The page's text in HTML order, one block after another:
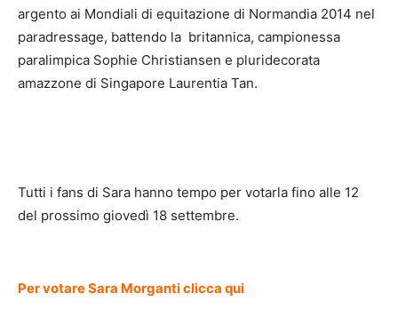
argento ai Mondiali di equitazione di Normandia 2014 nel
paradressage, battendo la britannica, campionessa
paralimpica Sophie Christiansen e pluridecorata
amazzone di Singapore Laurentia Tan.
Tutti i fans di Sara hanno tempo per votarla fino alle 12
del prossimo giovedì 18 settembre.
Per votare Sara Morganti clicca qui